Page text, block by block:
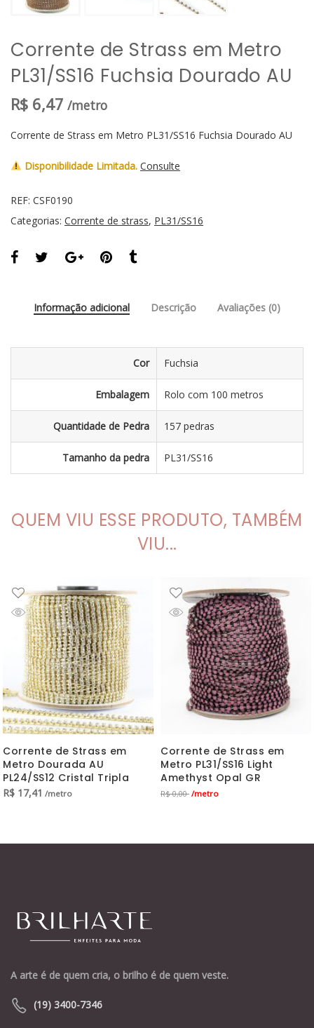
Corrente de Strass em Metro
PL31/SS16 Fuchsia Dourado AU
R$ 6,47 /metro
Corrente de Strass em Metro PL31/SS16 Fuchsia Dourado AU
Disponibilidade Limitada. Consulte
REF: CSF0190
Categorias: Corrente de strass, PL31/SS16
Informação adicional Descrição Avaliações (0)
Cor Fuchsia
Embalagem Rolo com 100 metros
Quantidade de Pedra 157 pedras
Tamanho da pedra PL31/SS16
QUEM VIU ESSE PRODUTO, TAMBÉM
VIU...
Corrente de Strass em
Metro Dourada AU
PL24/SS12 Cristal Tripla
R$ 17,41 /metro
Corrente de Strass em
Metro PL31/SS16 Light
Amethyst Opal GR
R$ 0,00 /metro
A arte é de quem cria, o brilho é de quem veste.
(19) 3400-7346